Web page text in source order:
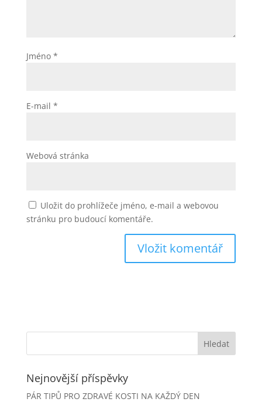
Jméno *
E-mail *
Webová stránka
Uložit do prohlížeče jméno, e-mail a webovou
stránku pro budoucí komentáře.
Nejnovější příspěvky
PÁR TIPŮ PRO ZDRAVÉ KOSTI NA KAŽDÝ DEN